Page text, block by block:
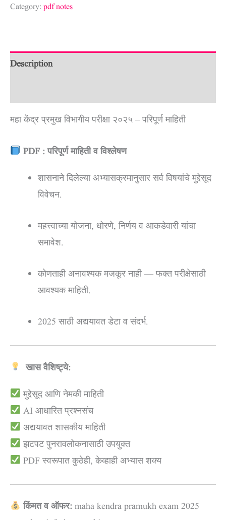
Category: pdf notes
Description
महा केंद्र प्रमुख विभागीय परीक्षा २०२५ – परिपूर्ण माहिती
PDF : परिपूर्ण माहिती व विश्लेषण
शासनाने दिलेल्या अभ्यासक्रमानुसार सर्व विषयांचे मुद्देसूद
विवेचन.
महत्त्वाच्या योजना, धोरणे, निर्णय व आकडेवारी यांचा
समावेश.
कोणताही अनावश्यक मजकूर नाही — फक्त परीक्षेसाठी
आवश्यक माहिती.
2025 साठी अद्ययावत डेटा व संदर्भ.
खास वैशिष्ट्ये:
मुद्देसूद आणि नेमकी माहिती
AI आधारित प्रश्नसंच
अद्ययावत शासकीय माहिती
झटपट पुनरावलोकनासाठी उपयुक्त
PDF स्वरूपात कुठेही, केव्हाही अभ्यास शक्य
किंमत व ऑफर:maha kendra pramukh exam 2025